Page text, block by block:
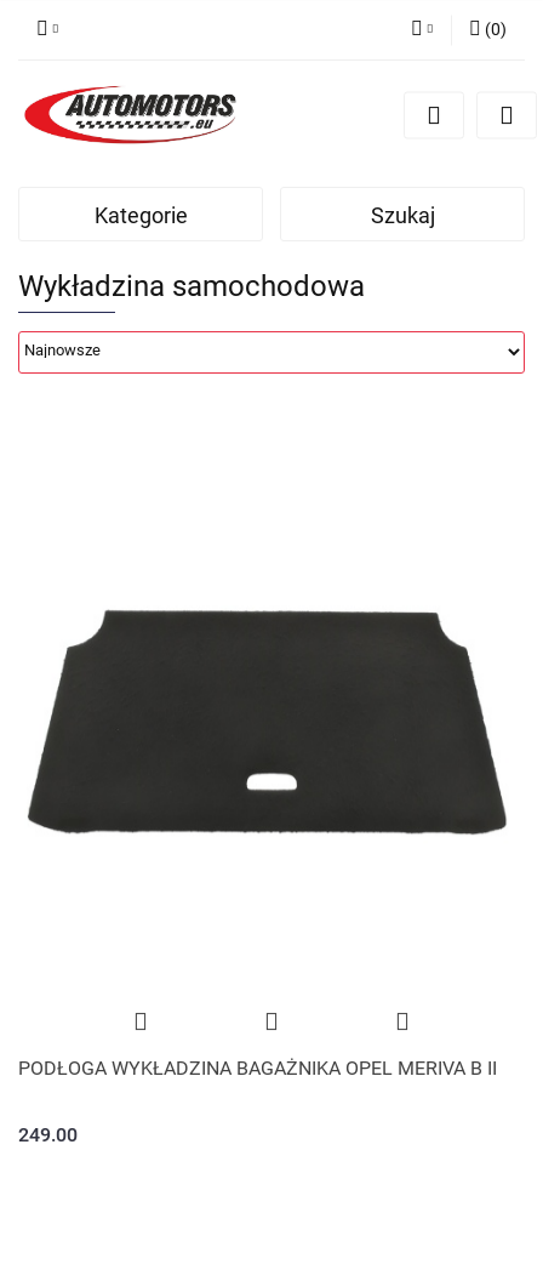
Zarejestruj się
(0)
Kategorie Szukaj
Wykładzina samochodowa
PODŁOGA WYKŁADZINA BAGAŻNIKA OPEL MERIVA B II
249.00